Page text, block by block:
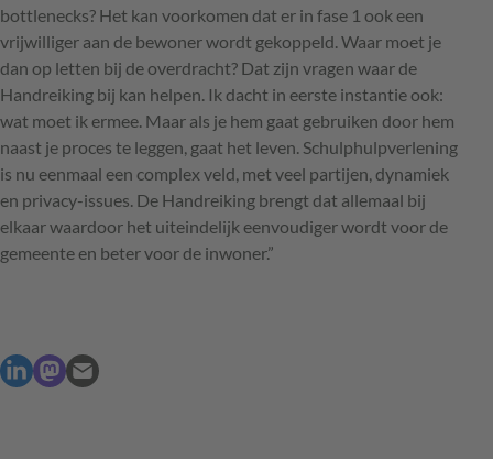
bottlenecks? Het kan voorkomen dat er in fase 1 ook een
vrijwilliger aan de bewoner wordt gekoppeld. Waar moet je
dan op letten bij de overdracht? Dat zijn vragen waar de
Handreiking bij kan helpen. Ik dacht in eerste instantie ook:
wat moet ik ermee. Maar als je hem gaat gebruiken door hem
naast je proces te leggen, gaat het leven. Schulphulpverlening
is nu eenmaal een complex veld, met veel partijen, dynamiek
en privacy-issues. De Handreiking brengt dat allemaal bij
elkaar waardoor het uiteindelijk eenvoudiger wordt voor de
gemeente en beter voor de inwoner.”